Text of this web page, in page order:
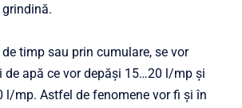
timp sau prin cumulare, se vor
apă ce vor depăși 15…20 l/mp și
mp. Astfel de fenomene vor fi și în